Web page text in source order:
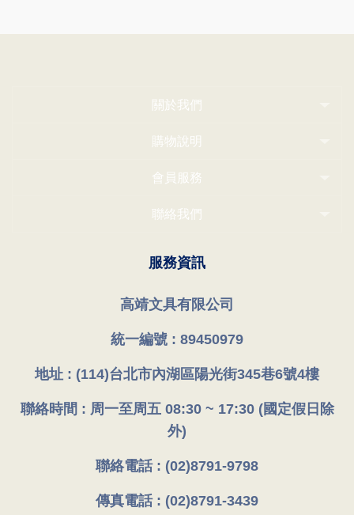
關於我們
購物說明
會員服務
聯絡我們
服務資訊
高靖文具有限公司
統一編號 : 89450979
地址 : (114)台北市內湖區陽光街345巷6號4樓
聯絡時間 : 周一至周五 08:30 ~ 17:30 (國定假日除
外)
聯絡電話 : (02)8791-9798
傳真電話 : (02)8791-3439